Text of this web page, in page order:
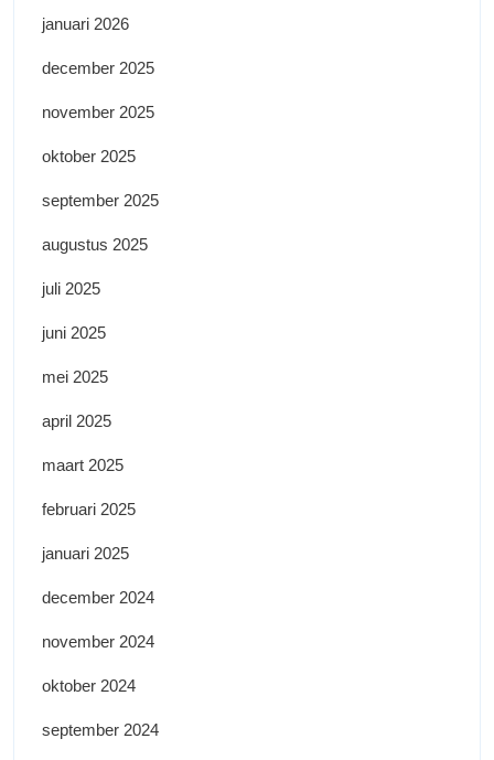
januari 2026
december 2025
november 2025
oktober 2025
september 2025
augustus 2025
juli 2025
juni 2025
mei 2025
april 2025
maart 2025
februari 2025
januari 2025
december 2024
november 2024
oktober 2024
september 2024